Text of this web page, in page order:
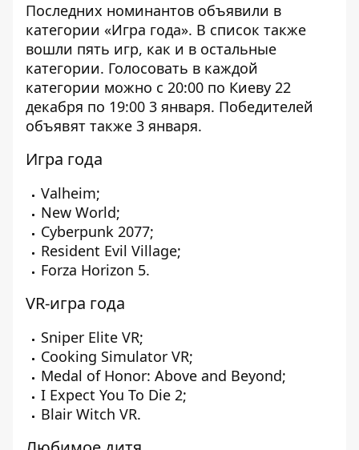
Последних номинантов объявили в
категории «Игра года». В список также
вошли пять игр, как и в остальные
категории. Голосовать в каждой
категории можно с 20:00 по Киеву 22
декабря по 19:00 3 января. Победителей
объявят также 3 января.
Игра года
Valheim;
New World;
Cyberpunk 2077;
Resident Evil Village;
Forza Horizon 5.
VR-игра года
Sniper Elite VR;
Cooking Simulator VR;
Medal of Honor: Above and Beyond;
I Expect You To Die 2;
Blair Witch VR.